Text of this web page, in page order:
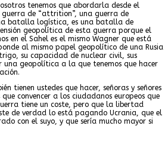
tenemos que abordarla desde el
guerra de “attrition”, una guerra de
batalla logística, es una batalla de
geopolítica de esta guerra porque el
en el Sahel es el mismo Wagner que está
al mismo papel geopolítico de una Rusia
su capacidad de nuclear civil, sus
geopolítica a la que tenemos que hacer
tienen ustedes que hacer, señoras y señores
convencer a los ciudadanos europeos que
tiene un coste, pero que la libertad
de verdad lo está pagando Ucrania, que el
con el suyo, y que sería mucho mayor si